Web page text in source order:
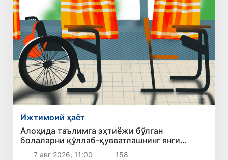
Ижтимоий ҳаёт
Алоҳида таълимга эҳтиёжи бўлган
болаларни қўллаб-қувватлашнинг янги
тизими жорий этилади
7 авг 2026, 11:00 158